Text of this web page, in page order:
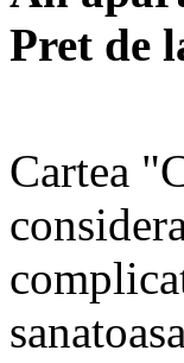
Pret de
Cartea